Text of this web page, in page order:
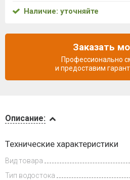
и оплата
Описание:
Технические характеристики
Вид товара
Тип водостока
Наличие: уточняйте
Заказать
Профессионально
и предоставим